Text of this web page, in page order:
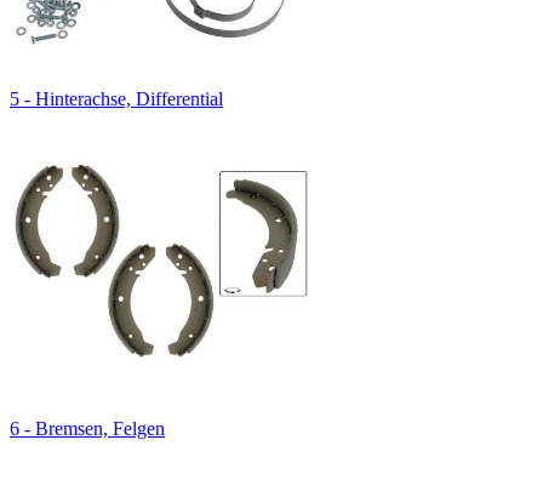
5 - Hinterachse, Differential
6 - Bremsen, Felgen